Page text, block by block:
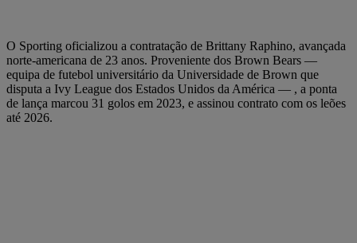
O Sporting oficializou a contratação de Brittany Raphino, avançada
norte-americana de 23 anos. Proveniente dos Brown Bears —
equipa de futebol universitário da Universidade de Brown que
disputa a Ivy League dos Estados Unidos da América — , a ponta
de lança marcou 31 golos em 2023, e assinou contrato com os leões
até 2026.